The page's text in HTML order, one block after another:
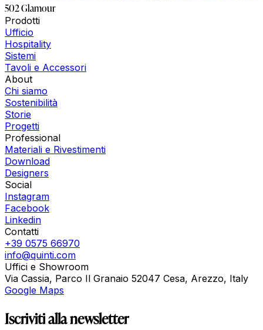
502 Glamour
Prodotti
Ufficio
Hospitality
Sistemi
Tavoli e Accessori
About
Chi siamo
Sostenibilità
Storie
Progetti
Professional
Materiali e Rivestimenti
Download
Designers
Social
Instagram
Facebook
Linkedin
Contatti
+39 0575 66970
info@quinti.com
Uffici e Showroom
Via Cassia, Parco Il Granaio 52047 Cesa, Arezzo, Italy
Google Maps
Iscriviti alla newsletter